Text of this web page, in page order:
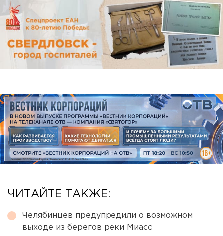
ЧИТАЙТЕ ТАКЖЕ:
Челябинцев предупредили о возможном
выходе из берегов реки Миасс